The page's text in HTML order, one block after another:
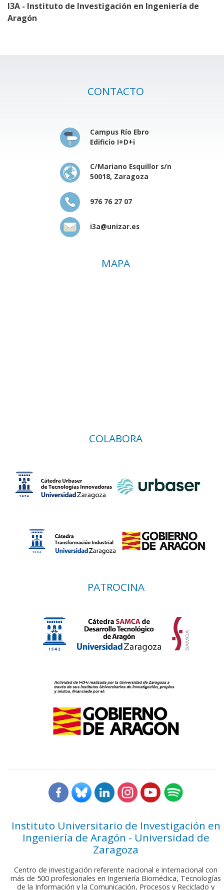
I3A - Instituto de Investigación en Ingeniería de
Aragón
CONTACTO
Campus Río Ebro
Edificio I+D+i
C/Mariano Esquillor s/n
50018, Zaragoza
976 76 27 07
i3a@unizar.es
MAPA
COLABORA
PATROCINA
Instituto Universitario de Investigación en
Ingeniería de Aragón - Universidad de
Zaragoza
Centro de investigación referente nacional e internacional con
más de 500 profesionales en Ingeniería Biomédica, Tecnologías
de la Información y la Comunicación, Procesos y Reciclado y